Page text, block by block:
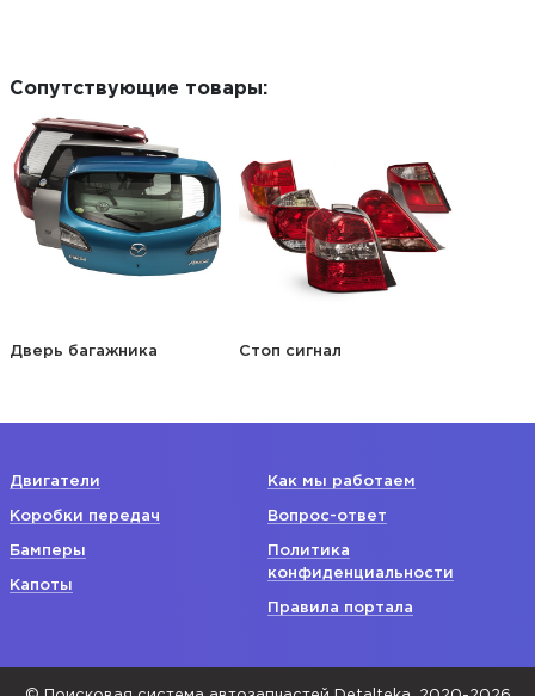
Сопутствующие товары:
Дверь багажника Стоп сигнал
Двигатели
Коробки передач
Бамперы
Капоты
Как мы работаем
Вопрос-ответ
Политика
конфиденциальности
Правила портала